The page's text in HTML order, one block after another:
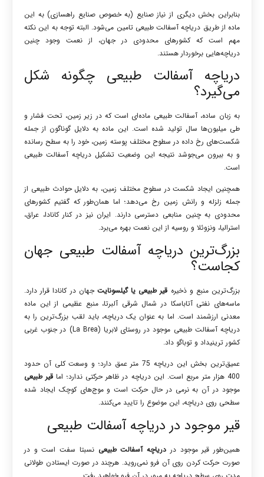
بنابراین بخش دیگری از نیاز صنایع (به خصوص صنایع راهسازی) به این
ماده از طریق دریاچه‌ آسفالت طبیعی تامین می‌شود. البته توجه به این نکته
مهم است که کشورهای محدودی در جهان، از نعمت وجود چنین
دریاچه‌هایی برخوردار هستند.
دریاچه آسفالت طبیعی چگونه شکل
می‌گیرد؟
به زبان ساده، آسفالت طبیعی ماده‌ای است که در زیر زمین، تحت فشار و
طی میلیون‌ها سال تولید شده است. این ماده به دلایل گوناگون از جمله
شکست‌های رخ داده در سطوح مختلف پوسته زمین، خود را به سطح رسانده
و به بیرون می‌جوشد نتیجه این وضعیت تشکیل دریاچه آسفالت طبیعی
است.
همچنین ایجاد شکست در سطوح مختلف زمین، به دلایل حوادث طبیعی از
جمله زلزله و رانش زمین رخ می‌دهد؛ اما همان‌طور که گفتیم کشورهای
محدودی به چنین منابعی دسترسی دارند. ایران نیز در کنار کانادا، عراق،
استرالیا، ونزوئلا و روسیه از این نعمت بهره می‌برد.
بزرگ‌ترین دریاچه آسفالت طبیعی جهان
کجاست؟
بزرگ‌ترین منبع و ذخیره قیر طبیعی یا گیلسونایت جهان در کانادا قرار دارد.
ماسه‌های نفتی آتاباسکا در شمال شرقی آلبرتا، منبع عظیمی از این ماده
معدنی ارزشمند است. اما به عنوان یک دریاچه، باید لقب بزرگ‌ترین را به
دریاچه آسفالت طبیعی موجود در روستای لابریا (La Brea) در جنوب غربی
کشور ترینیداد و توباگو داد.
عمیق‌ترین بخش این دریاچه 75 متر عمق دارد؛ و وسعت کلی آن حدود
400 هزار متر مربع است. این دریاچه در ظاهر حرکتی ندارد؛ اما
قیر طبیعی
موجود در آن به نرمی در حال حرکت است و موج‌های کوچک ایجاد شده
سطحی روی دریاچه، این موضوع را تایید می‌کنند.
قیر موجود در دریاچه آسفالت طبیعی
همین‌طور قیر موجود در دریاچه آسفالت طبیعی نسبتا سفت است و در
صورت حرکت کردن روی آن فرو نمی‌روید. هرچند در صورت ایستادن طولانی